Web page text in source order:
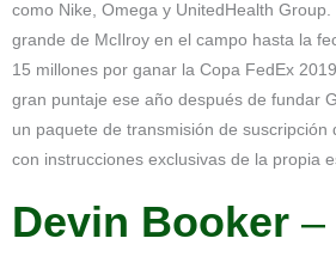
como Nike, Omega y UnitedHealth
grande de McIlroy en el campo hasta la
15 millones por ganar la Copa FedEx
gran puntaje ese año después de fundar
un paquete de transmisión de suscripción
con instrucciones exclusivas de la propia
Devin Booker –